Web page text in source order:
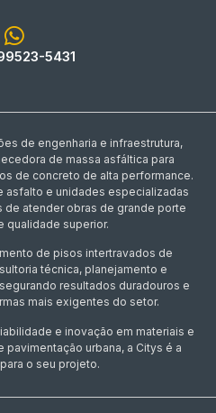
5431
de engenharia e infraestrutura,
de massa asfáltica para
de concreto de alta performance.
asfalto e unidades especializadas
de atender obras de grande porte
qualidade superior.
de pisos intertravados de
técnica, planejamento e
resultados duradouros e
mais exigentes do setor.
e inovação em materiais e
urbana, a Citys é a
o seu projeto.